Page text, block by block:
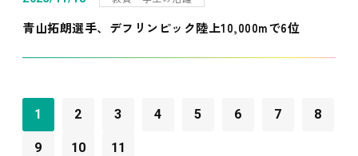
青山拓朗選手、デフリンピック陸上10,000mで6位
1 2 3 4 5 6 7 8
9 10 11